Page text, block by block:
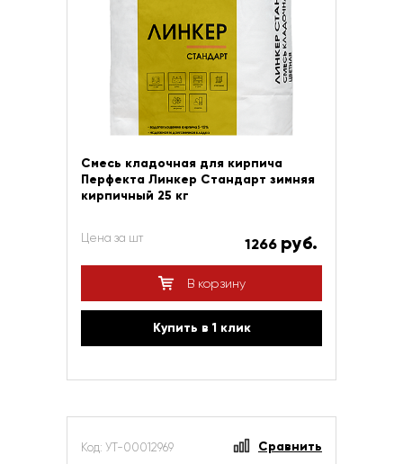
Смесь кладочная для кирпича
Перфекта Линкер Стандарт зимняя
кирпичный 25 кг
Цена за шт 1266 руб.
В корзину
Купить в 1 клик
Код: УТ-00012969 Сравнить